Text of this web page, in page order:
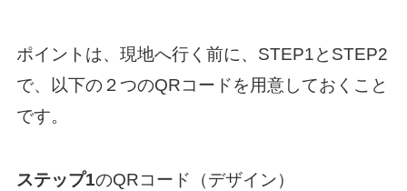
ポイントは、現地へ行く前に、STEP1とSTEP2
で、以下の２つのQRコードを用意しておくこと
です。
ステップ1のQRコード（デザイン）